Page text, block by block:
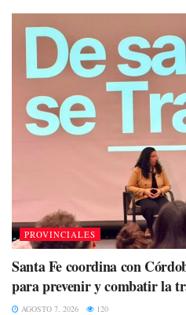
PROVINCIALES
Santa Fe coordina con
para prevenir y combatir la
AGOSTO 7, 2026 120